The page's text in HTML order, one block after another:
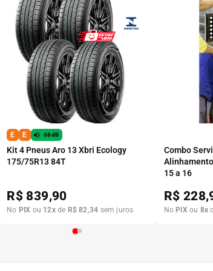
E E 68dB
Kit 4 Pneus Aro 13 Xbri Ecology
175/75R13 84T
R$ 839,90
No PIX ou 12xde R$ 82,34 sem juros
Combo
15 a 16
R$
No PIX ou 8x